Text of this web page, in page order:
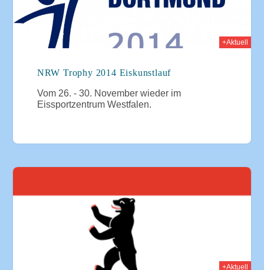
+Aktuell
NRW Trophy 2014 Eiskunstlauf
Vom 26. - 30. November wieder im
Eissportzentrum Westfalen.
+Aktuell